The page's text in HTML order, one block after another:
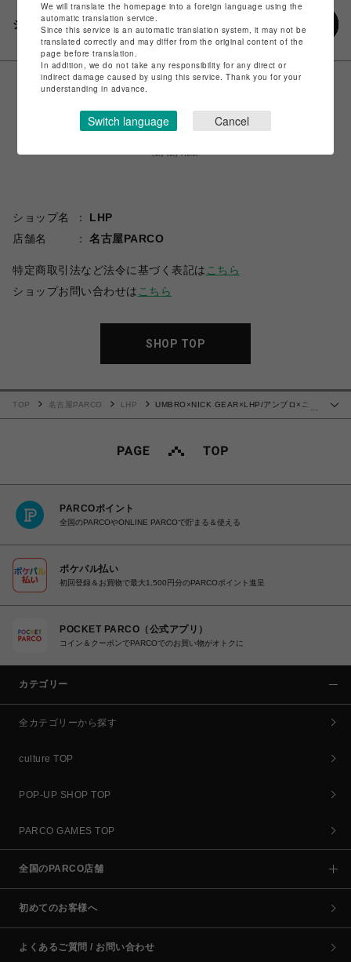
シェアする
ショップ名
LHP
店舗名
名古屋PARCO
特定商取引法など法令に基づく表記は こちら
ショップお問い合わせは こちら
SHOP TOP
…
TOP 名古屋PARCO LHP
UMBRO×NICK GEAR×LHP/アンブロ×ニッ
PARCOポイント
全国のPARCOやONLINE PARCOで貯まる＆使える
ポケパル払い
初回登録＆お買物で最大1,500円分のPARCOポイント進呈
POCKET PARCO（公式アプリ）
コイン＆クーポンでPARCOでのお買い物がオトクに
カテゴリー
全カテゴリーから探す
culture TOP
POP-UP SHOP TOP
PARCO GAMES TOP
全国のPARCO店舗
初めてのお客様へ
よくあるご質問 / お問い合わせ
We will translate the homepage into a foreign language using the
automatic translation service.
Since this service is an automatic translation system, it may not be
translated correctly and may differ from the original content of the
page before translation.
In addition, we do not take any responsibility for any direct or
indirect damage caused by using this service. Thank you for your
understanding in advance.
Switch language Cancel